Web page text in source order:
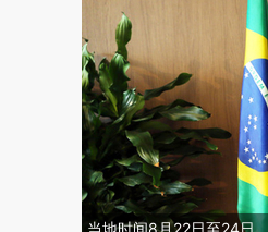
当地时间8月22日至24日